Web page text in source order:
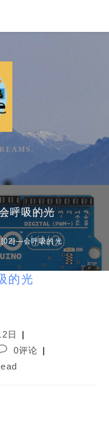
呼吸的光
[02]—会呼吸的光
的光
日
comments:
0评论